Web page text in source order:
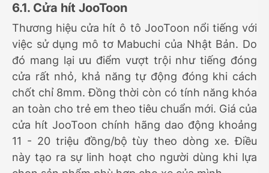
6.1. Cửa hít JooToon
Thương hiệu cửa hít ô tô JooToon nổi tiếng với
việc sử dụng mô tơ Mabuchi của Nhật Bản. Do
đó mang lại ưu điểm vượt trội như tiếng đóng
cửa rất nhỏ, khả năng tự động đóng khi cách
chốt chỉ 8mm. Đồng thời còn có tính năng khóa
an toàn cho trẻ em theo tiêu chuẩn mới. Giá của
cửa hít JooToon chính hãng dao động khoảng
11 - 20 triệu đồng/bộ tùy theo dòng xe. Điều
này tạo ra sự linh hoạt cho người dùng khi lựa